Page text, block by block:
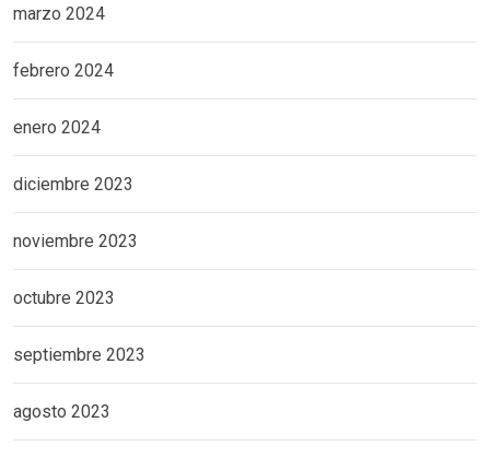
marzo 2024
febrero 2024
enero 2024
diciembre 2023
noviembre 2023
octubre 2023
septiembre 2023
agosto 2023